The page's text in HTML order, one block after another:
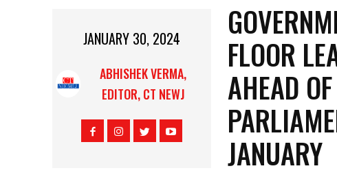
JANUARY 30, 2024
ABHISHEK VERMA,
EDITOR, CT NEWJ
FLOOR
AHEAD
JANUARY